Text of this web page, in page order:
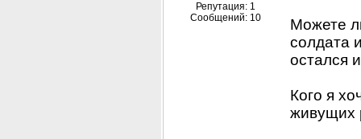
Репутация: 1
Сообщений: 10
Можете
солдата
остался
Кого я
живущих